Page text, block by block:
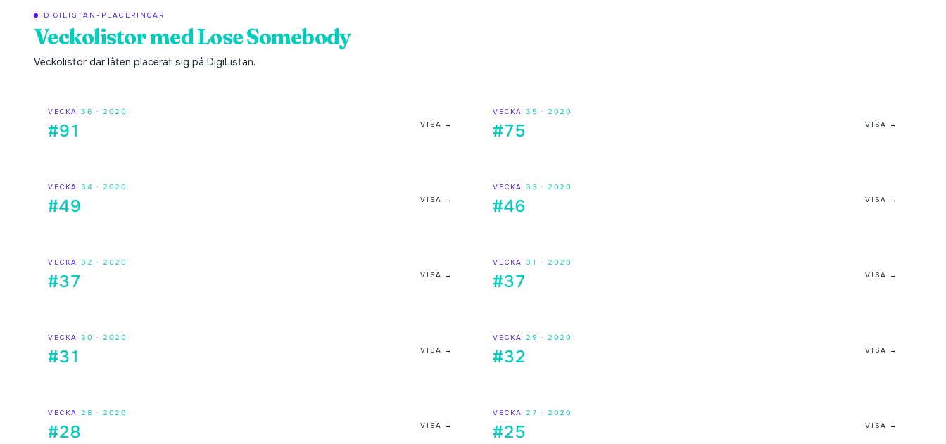
DIGILISTAN-PLACERINGAR
Veckolistor medLose Somebody
Veckolistor där låten placerat sig på DigiListan.
VECKA 36 · 2020
#91 VISA →
VECKA 35 · 2020
#75 VISA →
VECKA 34 · 2020
#49 VISA →
VECKA 33 · 2020
#46 VISA →
VECKA 32 · 2020
#37 VISA →
VECKA 31 · 2020
#37 VISA →
VECKA 30 · 2020
#31 VISA →
VECKA 29 · 2020
#32 VISA →
VECKA 28 · 2020
#28 VISA →
VECKA 27 · 2020
#25 VISA →